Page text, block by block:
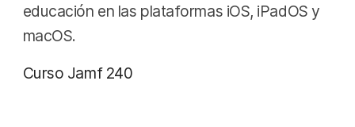
educación en las plataformas iOS, iPadOS y
macOS.
Curso Jamf 240